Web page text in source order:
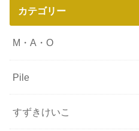
カテゴリー
M・A・O
Pile
すずきけいこ